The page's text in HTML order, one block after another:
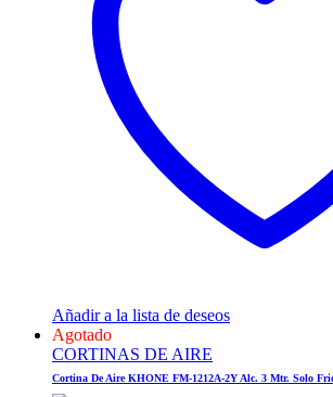
Añadir a la lista de deseos
Agotado
CORTINAS DE AIRE
Cortina De Aire KHONE FM-1212A-2Y Alc. 3 Mtr. Solo